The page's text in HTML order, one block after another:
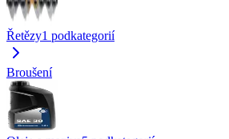
Řetězy1 podkategorií
Broušení